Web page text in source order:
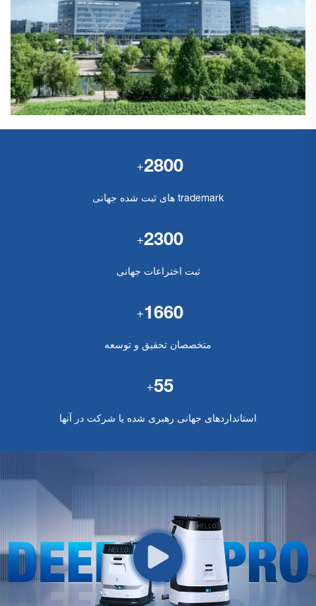
2800
+
trademark های ثبت شده جهانی
2300
+
ثبت اختراعات جهانی
1660
+
متخصصان تحقیق و توسعه
55
+
استانداردهای جهانی رهبری شده یا شرکت در آنها